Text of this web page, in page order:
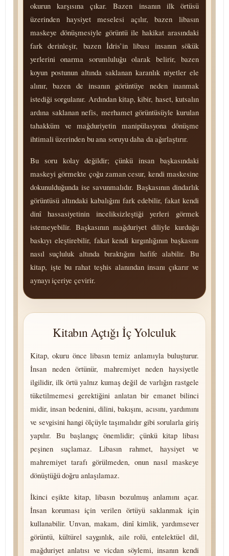
okurun karşısına çıkar. Bazen insanın ilk örtüsü
üzerinden haysiyet meselesi açılır, bazen libasın
maskeye dönüşmesiyle görüntü ile hakikat arasındaki
fark derinleşir, bazen İdris’in libası insanın sökük
yerlerini onarma so­rum­lu­lu­ğu olarak belirir, bazen
koyun postunun altında saklanan karanlık niyetler ele
alınır, bazen de insanın görüntüye neden inanmak
istediği sorgulanır. Ardından kitap, kibir, haset, kutsalın
ardına saklanan nefis, merhamet görüntüsüyle kurulan
tahakküm ve mağduriyetin manipülasyona dönüşme
ihtimali üzerinden bu ana soruyu daha da ağırlaştırır.
Bu soru kolay değildir; çünkü insan başkasındaki
maskeyi görmekte çoğu zaman cesur, kendi maskesine
dokunulduğunda ise savunmalıdır. Başkasının dindarlık
görüntüsü altındaki kabalığını fark edebilir, fakat kendi
dinî has­sa­si­ye­ti­nin inceliksizleştiği yerleri görmek
istemeyebilir. Başkasının mağduriyet diliyle kurduğu
baskıyı eleştirebilir, fakat kendi kırgınlığının başkasını
nasıl suçluluk altında bıraktığını hafife alabilir. Bu
kitap, işte bu rahat teşhis alanından insanı çıkarır ve
aynayı içeriye çevirir.
Kitabın Açtığı İç Yolculuk
Kitap, okuru önce libasın temiz anlamıyla buluşturur.
İnsan neden örtünür, mahremiyet neden haysiyetle
ilgilidir, ilk örtü yalnız kumaş değil de varlığın rastgele
tüketilmemesi gerektiğini anlatan bir emanet bilinci
midir, insan bedenini, dilini, bakışını, acısını, yardımını
ve sevgisini hangi ölçüyle taşımalıdır gibi sorularla giriş
yapılır. Bu başlangıç önemlidir; çünkü kitap libası
peşinen suçlamaz. Libasın rahmet, haysiyet ve
mahremiyet tarafı görülmeden, onun nasıl maskeye
dönüştüğü doğru anlaşılamaz.
İkinci eşikte kitap, libasın bozulmuş anlamını açar.
İnsan koruması için verilen örtüyü saklanmak için
kullanabilir. Unvan, makam, dinî kimlik, yardımsever
görüntü, kültürel saygınlık, aile rolü, entelektüel dil,
mağduriyet anlatısı ve vicdan söylemi, insanın kendi